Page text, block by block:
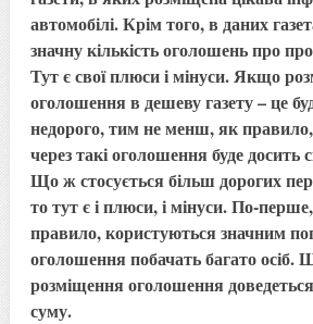
автомобілі. Крім того, в даних
значну кількість оголошень про
Тут є свої плюси і мінуси. Якщо
оголошення в дешеву газету – це
недорого, тим не менш, як правило,
через такі оголошення буде досить
Що ж стосується більш дорогих
то тут є і плюси, і мінуси. По-
правило, користуються значним
оголошення побачать багато осіб.
розміщення оголошення
суму.